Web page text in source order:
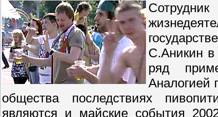
С.Аникин в
ряд
Аналогией
общества последствиях
являются и майские события